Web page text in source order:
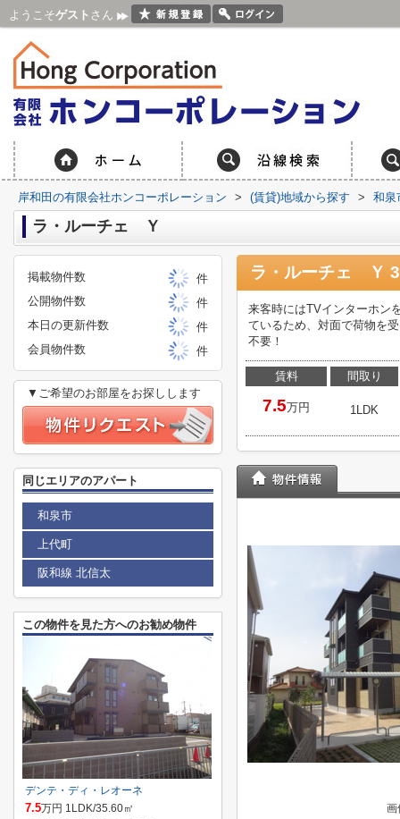
ようこそゲスト さん
岸和田の有限会社ホンコーポレーション > (賃貸)地域から探す > 和泉
ラ・ルーチェ Ｙ
ラ・ルーチェ Ｙ
来客時にはTVインターホン
ているため、対面で荷物を
不要！
賃料
7.5万円
間取り
1LDK
画
掲載物件数
件
公開物件数
件
本日の更新件数
件
会員物件数
件
▼ご希望のお部屋をお探しします
同じエリアのアパート
和泉市
上代町
阪和線 北信太
この物件を見た方へのお勧め物件
デンテ・ディ・レオーネ
7.5万円 1LDK/35.60㎡